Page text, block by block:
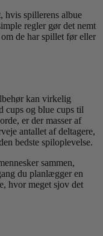
hvis spillerens albue
regler gør det nemt
de har spillet før eller
kan virkelig
cups og blue cups til
er der masser af
antallet af deltagere,
bedste spiloplevelse.
sammen,
du planlægger en
hvor meget sjov det